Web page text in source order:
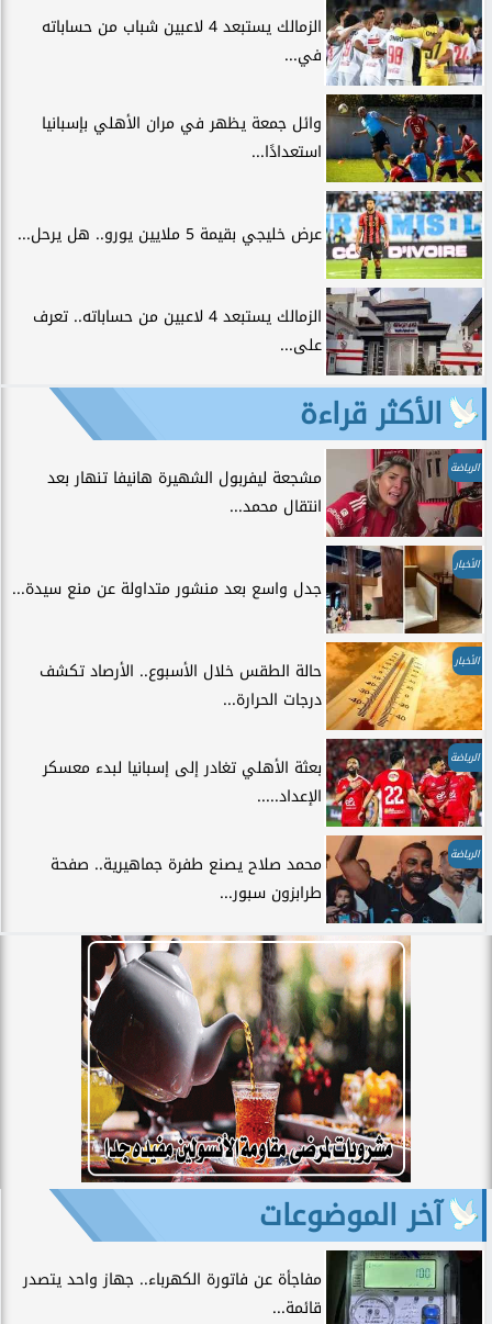
الزمالك يستبعد 4 لاعبين شباب من حساباته
في...
وائل جمعة يظهر في مران الأهلي بإسبانيا
استعدادًا...
عرض خليجي بقيمة 5 ملايين يورو.. هل يرحل...
الزمالك يستبعد 4 لاعبين من حساباته.. تعرف
على...
الأكثر قراءة
الرياضة
مشجعة ليفربول الشهيرة هانيفا تنهار بعد
انتقال محمد...
الأخبار
جدل واسع بعد منشور متداولة عن منع سيدة...
الأخبار
حالة الطقس خلال الأسبوع.. الأرصاد تكشف
درجات الحرارة...
الرياضة
بعثة الأهلي تغادر إلى إسبانيا لبدء معسكر
الإعداد.....
الرياضة
محمد صلاح يصنع طفرة جماهيرية.. صفحة
طرابزون سبور...
آخر الموضوعات
مفاجأة عن فاتورة الكهرباء.. جهاز واحد يتصدر
قائمة...